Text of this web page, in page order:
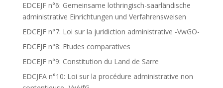
EDCEJF n°6: Gemeinsame lothringisch-saarländische
administrative Einrichtungen und Verfahrensweisen
EDCEJF n°7: Loi sur la juridiction administrative -VwGO-
EDCEJF n°8: Etudes comparatives
EDCEJF n°9: Constitution du Land de Sarre
EDCJFA n°10: Loi sur la procédure administrative non